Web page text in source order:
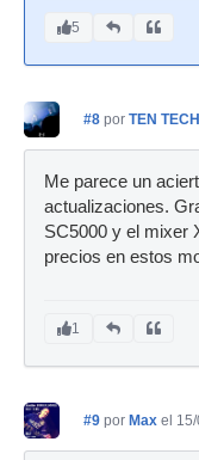
5
#8 por TEN TECH
Me parece un
actualizaciones.
SC5000 y el mixer
precios en estos
1
#9 por Max el